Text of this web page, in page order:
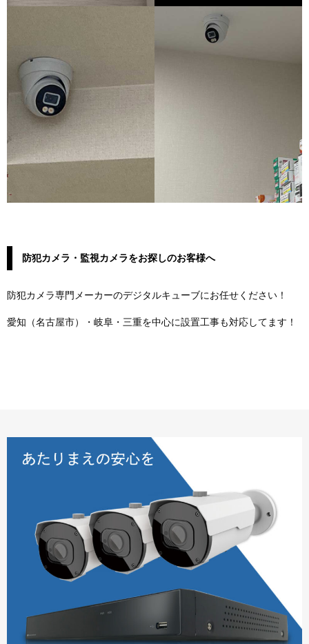
防犯カメラ・監視カメラをお探しのお客様へ
防犯カメラ専門メーカーのデジタルキューブにお任せください！
愛知（名古屋市）・岐阜・三重を中心に設置工事も対応してます！